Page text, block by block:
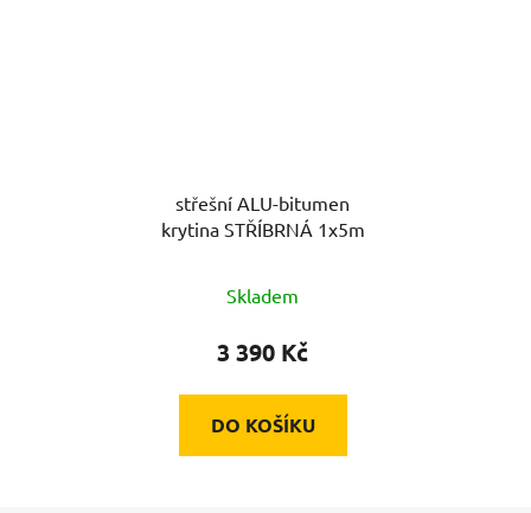
střešní ALU-bitumen
krytina STŘÍBRNÁ 1x5m
Skladem
3 390 Kč
DO KOŠÍKU